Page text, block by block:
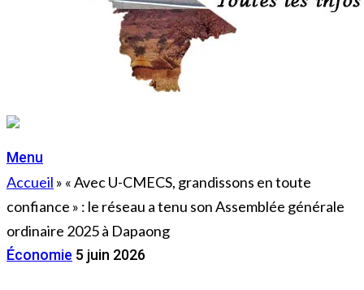
Menu
Accueil » « Avec U-CMECS, grandissons en toute
confiance » : le réseau a tenu son Assemblée générale
ordinaire 2025 à Dapaong
Économie 5 juin 2026